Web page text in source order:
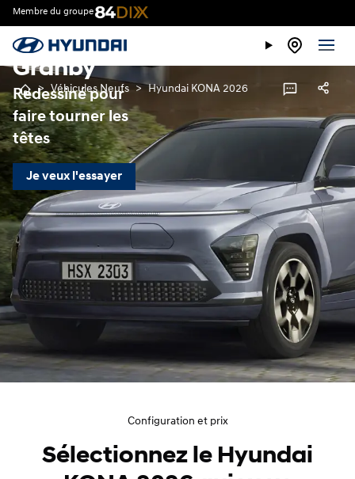
Membre du groupe
> Véhicules Neufs > Hyundai KONA 2026
2026
à vendre à
Granby
Redessiné pour
faire tourner les
têtes
Je veux l'essayer
Configuration et prix
Sélectionnez le Hyundai